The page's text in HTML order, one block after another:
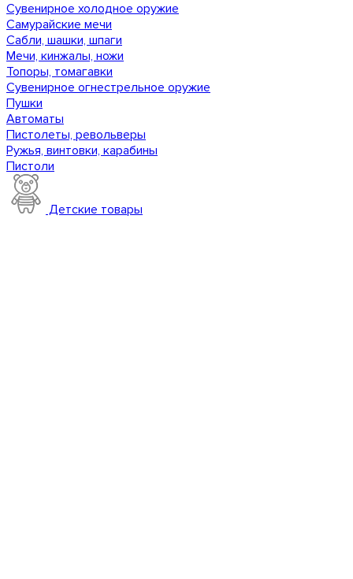
Сувенирное холодное оружие
Самурайские мечи
Сабли, шашки, шпаги
Мечи, кинжалы, ножи
Топоры, томагавки
Сувенирное огнестрельное оружие
Пушки
Автоматы
Пистолеты, револьверы
Ружья, винтовки, карабины
Пистоли
Детские товары